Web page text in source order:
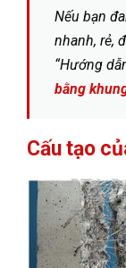
Nếu bạn
nhanh, rẻ,
“Hướng
bằng
Cấu tạo